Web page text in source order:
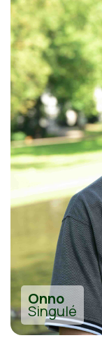
Onno
Singulé